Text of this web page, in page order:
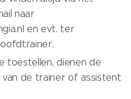
naar
en evt. ter
toestellen, dienen de
van de trainer of assistent